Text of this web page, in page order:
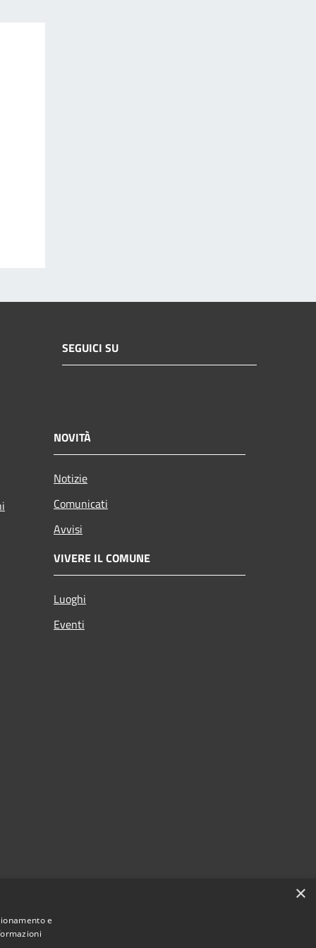
SEGUICI SU
NOVITÀ
Notizie
Comunicati
Avvisi
VIVERE IL COMUNE
Luoghi
Eventi
×
e